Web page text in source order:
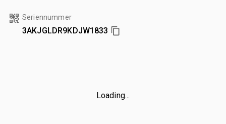
Seriennummer
3AKJGLDR9KDJW1833
Loading...